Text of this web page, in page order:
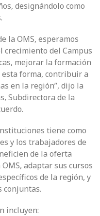
designándolo como
la OMS, esperamos
crecimiento del Campus
mejorar la formación
forma, contribuir a
en la región”, dijo la
Subdirectora de la
tiene como
y los trabajadores de
de la oferta
adaptar sus cursos
de la región, y
conjuntas.
incluyen: